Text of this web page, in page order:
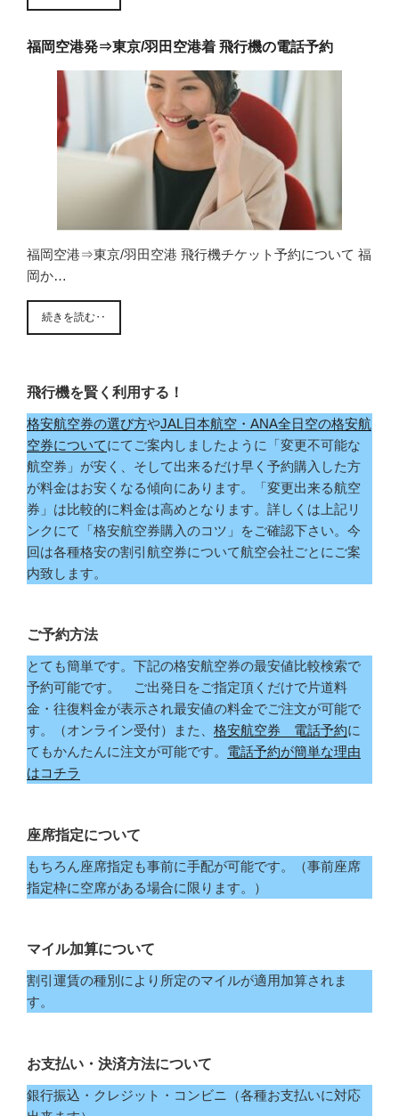
福岡空港発⇒東京/羽田空港着 飛行機の電話予約
福岡空港⇒東京/羽田空港 飛行機チケット予約について 福
岡か…
続きを読む‥
飛行機を賢く利用する！
格安航空券の選び方やJAL日本航空・ANA全日空の格安航
空券についてにてご案内しましたように「変更不可能な
航空券」が安く、そして出来るだけ早く予約購入した方
が料金はお安くなる傾向にあります。「変更出来る航空
券」は比較的に料金は高めとなります。詳しくは上記リ
ンクにて「格安航空券購入のコツ」をご確認下さい。今
回は各種格安の割引航空券について航空会社ごとにご案
内致します。
ご予約方法
とても簡単です。下記の格安航空券の最安値比較検索で
予約可能です。 ご出発日をご指定頂くだけで片道料
金・往復料金が表示され最安値の料金でご注文が可能で
す。（オンライン受付）また、 格安航空券 電話予約に
てもかんたんに注文が可能です。 電話予約が簡単な理由
はコチラ
座席指定について
もちろん座席指定も事前に手配が可能です。（事前座席
指定枠に空席がある場合に限ります。）
マイル加算について
割引運賃の種別により所定のマイルが適用加算されま
す。
お支払い・決済方法について
銀行振込・クレジット・コンビニ（各種お支払いに対応